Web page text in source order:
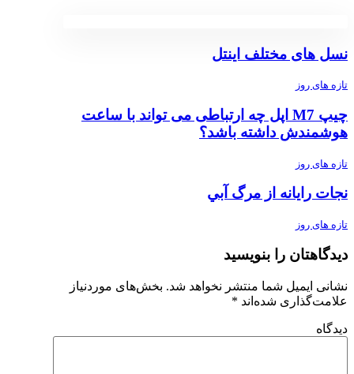
نسل های مختلف اینتل
تازه های روز
چیپ M7 اپل چه ارتباطی می تواند با ساعت
هوشمندش داشته باشد؟
تازه های روز
ﻧﺠﺎﺕ ﺭﺍﻳﺎﻧﻪ ﺍﺯ ﻣﺮگ ﺁﺑﻲ
تازه های روز
دیدگاهتان را بنویسید
نشانی ایمیل شما منتشر نخواهد شد. بخش‌های موردنیاز
علامت‌گذاری شده‌اند *
دیدگاه